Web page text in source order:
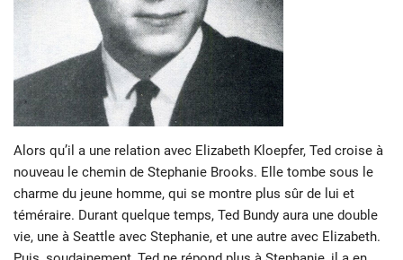
Alors qu’il a une relation avec Elizabeth Kloepfer, Ted croise à
nouveau le chemin de Stephanie Brooks. Elle tombe sous le
charme du jeune homme, qui se montre plus sûr de lui et
téméraire. Durant quelque temps, Ted Bundy aura une double
vie, une à Seattle avec Stephanie, et une autre avec Elizabeth.